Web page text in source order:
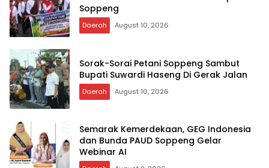
Soppeng
Daerah August 10, 2026
Sorak-Sorai Petani Soppeng Sambut
Bupati Suwardi Haseng Di Gerak Jalan
Daerah August 10, 2026
Semarak Kemerdekaan, GEG Indonesia
dan Bunda PAUD Soppeng Gelar
Webinar AI